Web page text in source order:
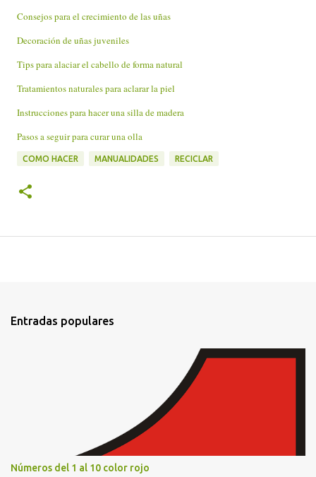
Consejos para el crecimiento de las uñas
Decoración de uñas juveniles
Tips para alaciar el cabello de forma natural
Tratamientos naturales para aclarar la piel
Instrucciones para hacer una silla de madera
Pasos a seguir para curar una olla
COMO HACER MANUALIDADES RECICLAR
Entradas populares
Números del 1 al 10 color rojo